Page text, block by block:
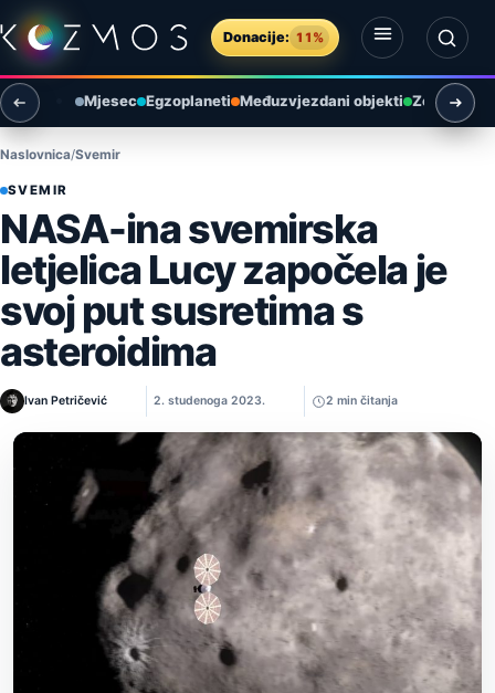
Preskoči na sadržaj
Donacije: 11%
Otvori izbornik
Otvori pretragu
Mjesec Egzoplaneti Međuzvjezdani objekti Zemlja i
Naslovnica Svemir
SVEMIR
NASA-ina svemirska
letjelica Lucy započela je
svoj put susretima s
asteroidima
Ivan Petričević 2. studenoga 2023. 2 min čitanja